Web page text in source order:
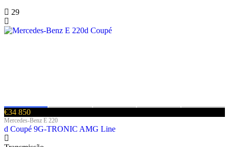
29
€34 850
Mercedes-Benz E 220
d Coupé 9G-TRONIC AMG Line